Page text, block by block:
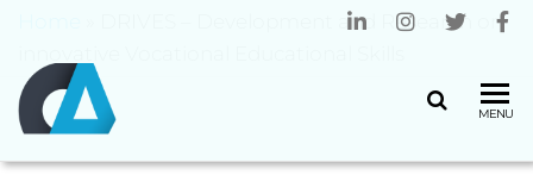
MENU
DRIVES – Development and Research on